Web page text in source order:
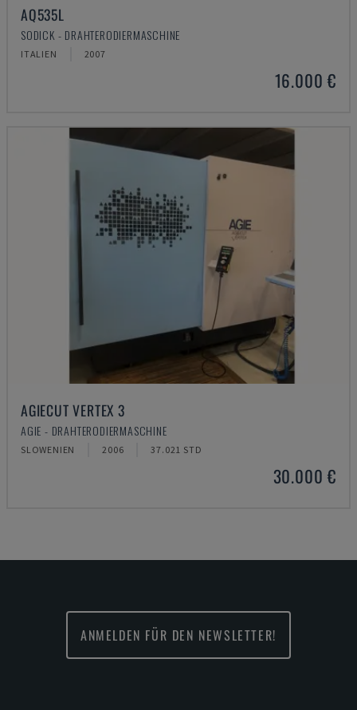
AQ535L
SODICK - DRAHTERODIERMASCHINE
ITALIEN 2007
16.000 €
AGIECUT VERTEX 3
AGIE - DRAHTERODIERMASCHINE
SLOWENIEN 2006 37.021 STD
30.000 €
ANMELDEN FÜR DEN NEWSLETTER!